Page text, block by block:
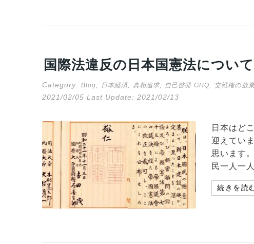
国際法違反の日本国憲法につい
Category: Blog 日本経済 真相追求, 自己啓発 GHQ 交戦権の放
2021/02/05 Last Update: 2021/02/13
日本はど
迎えてい
思います
民一人一
続きを読